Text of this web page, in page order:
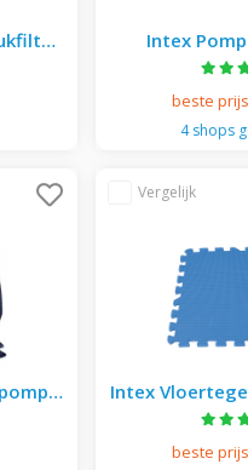
Intex
beste prijs
4 shops
-
Intex Vloertegel
8
beste prijs